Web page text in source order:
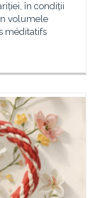
în condiții
volumele
méditatifs